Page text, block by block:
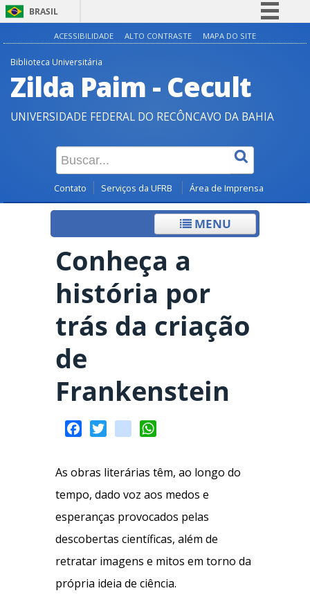
BRASIL
Simplifique!
Participe
Acesso à informação
Legislação
Canais
ACESSIBILIDADE ALTO CONTRASTE MAPA DO SITE
Biblioteca Universitária
Zilda Paim - Cecult
UNIVERSIDADE FEDERAL DO RECÔNCAVO DA BAHIA
Contato Serviços da UFRB Área de Imprensa
MENU
Conheça a
história por
trás da criação
de
Frankenstein
As obras literárias têm, ao longo do
tempo, dado voz aos medos e
esperanças provocados pelas
descobertas científicas, além de
retratar imagens e mitos em torno da
própria ideia de ciência.